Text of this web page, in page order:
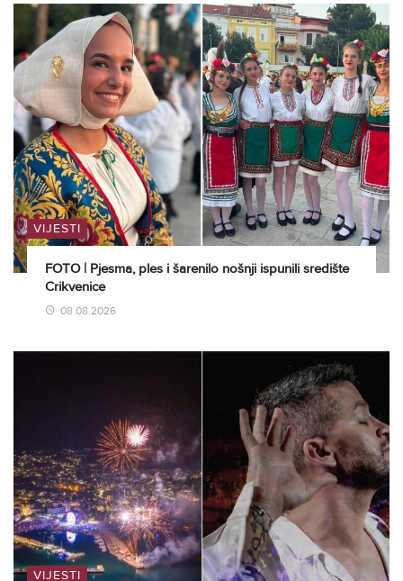
VIJESTI
FOTO | Pjesma, ples i šarenilo nošnji ispunili središte
Crikvenice
08.08.2026
VIJESTI